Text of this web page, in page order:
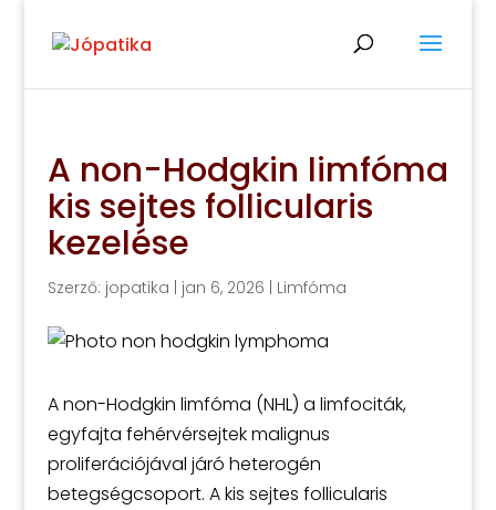
A non-Hodgkin limfóma
kis sejtes follicularis
kezelése
Szerző: jopatika jan 6, 2026 Limfóma
A non-Hodgkin limfóma (NHL) a limfociták,
egyfajta fehérvérsejtek malignus
proliferációjával járó heterogén
betegségcsoport. A kis sejtes follicularis